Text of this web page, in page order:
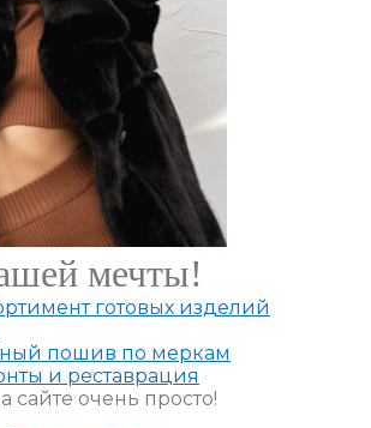
мечты!
готовых изделий
пошив по меркам
и реставрация
сайте очень просто!